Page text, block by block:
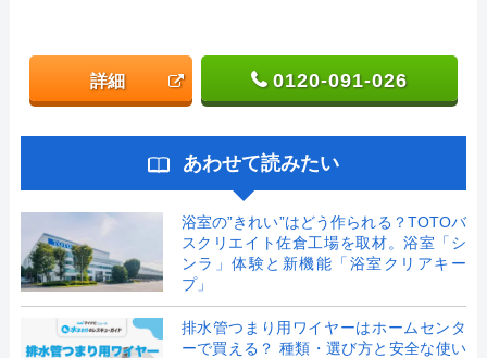
詳細 0120-091-026
あわせて読みたい
浴室の”きれい”はどう作られる？TOTOバ
スクリエイト佐倉工場を取材。浴室「シ
ンラ」体験と新機能「浴室クリアキー
プ」
排水管つまり用ワイヤーはホームセンタ
ーで買える？ 種類・選び方と安全な使い